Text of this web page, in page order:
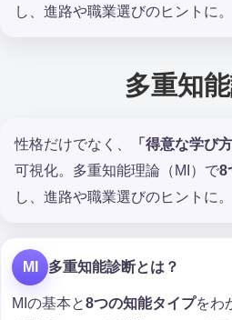
し、進路や職業選びのヒントに。
多重知
性格だけでなく、 「得意な学び
可視化。多重知能理論（MI）で8
し、進路や職業選びのヒントに。
MI 多重知能診断とは？
MIの基本と8つの知能タイプをわ